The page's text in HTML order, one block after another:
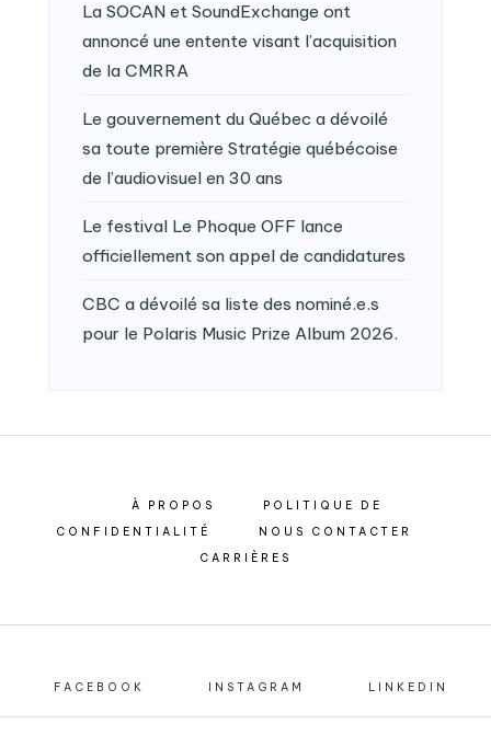
La SOCAN et SoundExchange ont
annoncé une entente visant l’acquisition
de la CMRRA
Le gouvernement du Québec a dévoilé
sa toute première Stratégie québécoise
de l’audiovisuel en 30 ans
Le festival Le Phoque OFF lance
officiellement son appel de candidatures
CBC a dévoilé sa liste des nominé.e.s
pour le Polaris Music Prize Album 2026.
À PROPOS
POLITIQUE DE
CONFIDENTIALITÉ
NOUS CONTACTER
CARRIÈRES
FACEBOOK INSTAGRAM LINKEDIN